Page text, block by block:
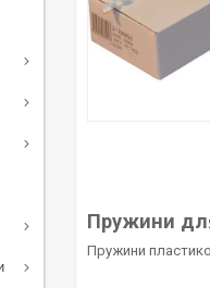
Пружини
Пружини